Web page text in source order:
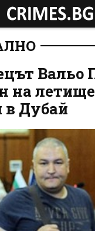
Вальо
на
в Дубай